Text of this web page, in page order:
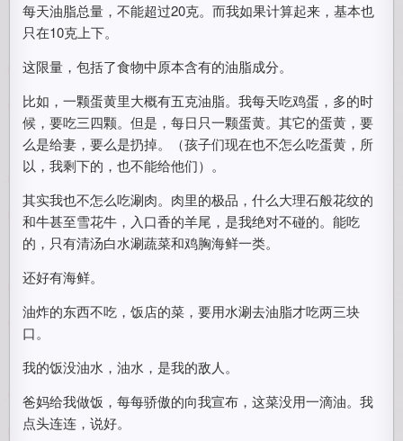
每天油脂总量，不能超过20克。而我如果计算起来，基本也
只在10克上下。
这限量，包括了食物中原本含有的油脂成分。
比如，一颗蛋黄里大概有五克油脂。我每天吃鸡蛋，多的时
候，要吃三四颗。但是，每日只一颗蛋黄。其它的蛋黄，要
么是给妻，要么是扔掉。（孩子们现在也不怎么吃蛋黄，所
以，我剩下的，也不能给他们）。
其实我也不怎么吃涮肉。肉里的极品，什么大理石般花纹的
和牛甚至雪花牛，入口香的羊尾，是我绝对不碰的。能吃
的，只有清汤白水涮蔬菜和鸡胸海鲜一类。
还好有海鲜。
油炸的东西不吃，饭店的菜，要用水涮去油脂才吃两三块
口。
我的饭没油水，油水，是我的敌人。
爸妈给我做饭，每每骄傲的向我宣布，这菜没用一滴油。我
点头连连，说好。